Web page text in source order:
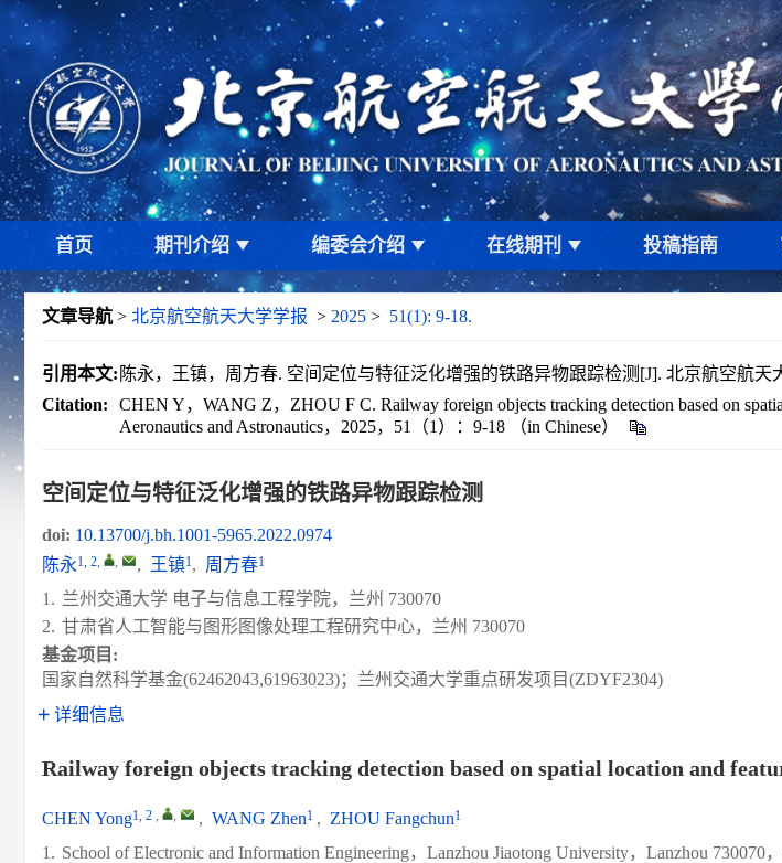
首页 期刊介绍 编委会介绍 在线期刊 投稿指南
文章导航 > 北京航空航天大学学报 > 2025 > 51(1): 9-18.
引用本文: 陈永，王镇，周方春. 空间定位与特征泛化增强的铁路异物跟踪检测[J]. 北京航空航天
Citation:
CHEN Y，WANG Z，ZHOU F C. Railway foreign objects tracking detection based on
Aeronautics and Astronautics，2025，51（1）：9-18 （in Chinese）
空间定位与特征泛化增强的铁路异物跟踪检测
doi: 10.13700/j.bh.1001-5965.2022.0974
陈永1, 2, , , 王镇1, 周方春1
1. 兰州交通大学 电子与信息工程学院，兰州 730070
2. 甘肃省人工智能与图形图像处理工程研究中心，兰州 730070
基金项目:
国家自然科学基金(62462043,61963023)；兰州交通大学重点研发项目(ZDYF2304)
详细信息
Railway foreign objects tracking detection based on spatial location and
CHEN Yong1, 2 , , , WANG Zhen1 , ZHOU Fangchun1
1. School of Electronic and Information Engineering，Lanzhou Jiaotong University，Lanzhou 730070